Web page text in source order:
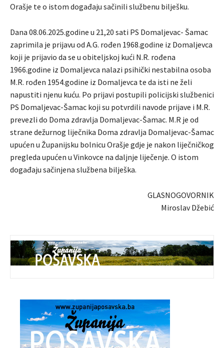
Orašje te o istom događaju sačinili službenu bilješku.
Dana 08.06.2025.godine u 21,20 sati PS Domaljevac- Šamac
zaprimila je prijavu od A.G. rođen 1968.godine iz Domaljevca
koji je prijavio da se u obiteljskoj kući N.R. rođena
1966.godine iz Domaljevca nalazi psihički nestabilna osoba
M.R. rođen 1954.godine iz Domaljevca te da isti ne želi
napustiti njenu kuću. Po prijavi postupili policijski službenici
PS Domaljevac-Šamac koji su potvrdili navode prijave i M.R.
prevezli do Doma zdravlja Domaljevac-Šamac. M.R je od
strane dežurnog liječnika Doma zdravlja Domaljevac-Šamac
upućen u Županijsku bolnicu Orašje gdje je nakon liječničkog
pregleda upućen u Vinkovce na daljnje liječenje. O istom
događaju sačinjena službena bilješka.
GLASNOGOVORNIK
Miroslav Džebić